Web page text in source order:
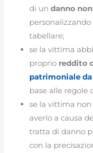
di undanno
tabellare;
se la vittima
proprio reddito
patrimoniale
base alle regole
se la vittima non
averlo a causa
tratta di danno
con la